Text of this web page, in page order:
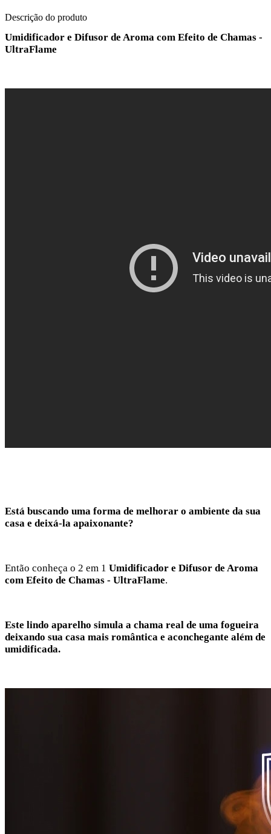
Descrição do produto
Umidificador e Difusor de Aroma com Efeito de Chamas -
UltraFlame
Está buscando uma forma de melhorar o ambiente da sua
casa e deixá-la apaixonante?
Então conheça o 2 em 1 Umidificador e Difusor de Aroma
com Efeito de Chamas - UltraFlame.
Este lindo aparelho simula a chama real de uma fogueira
deixando sua casa mais romântica e aconchegante além de
umidificada.